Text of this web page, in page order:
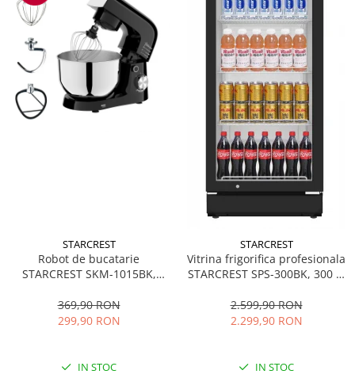
STARCREST
Robot de bucatarie
STARCREST SKM-1015BK,
Accesorii, 10 Viteze + Pulse,
Negru
369,90 RON
299,90 RON
IN STOC
STARCREST
Vitrina frigorifica profesionala
STARCREST SPS-300BK, 300 L,
LED, H 169.5 cm, Negru
2.599,90 RON
2.299,90 RON
IN STOC